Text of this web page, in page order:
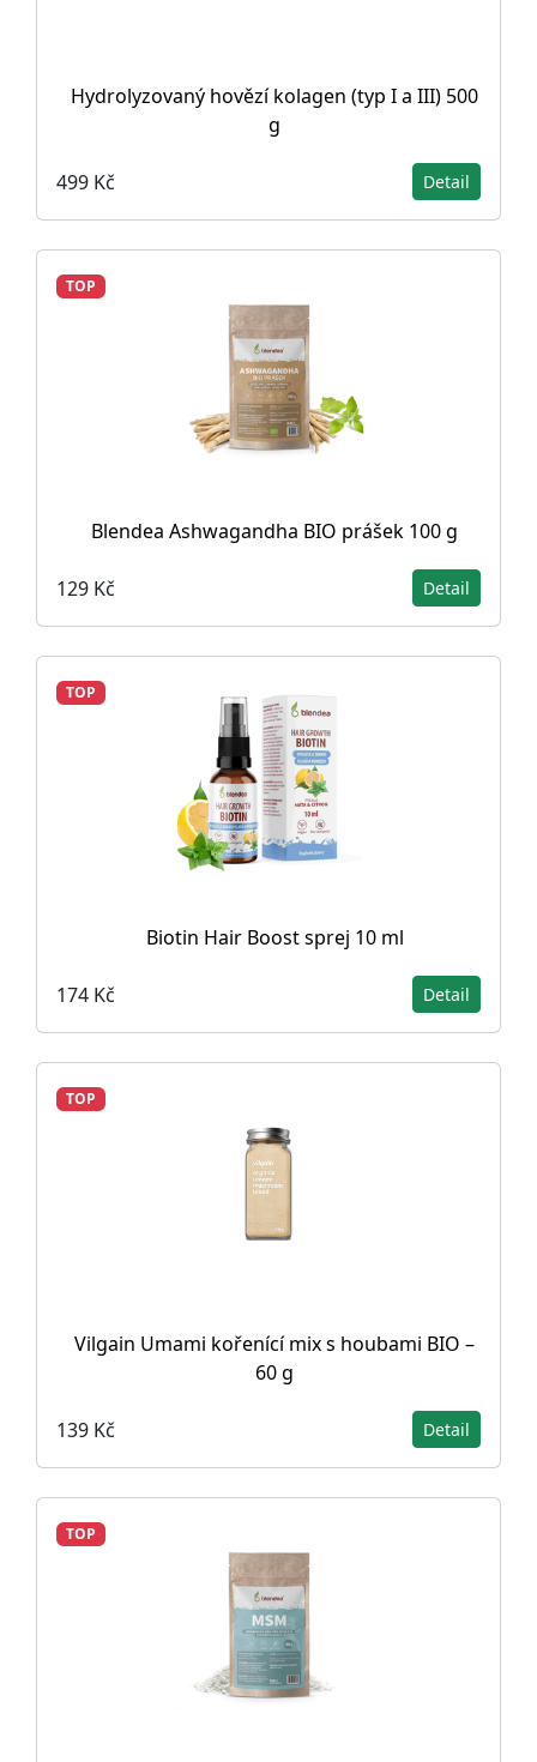
Hydrolyzovaný hovězí kolagen (typ I a III) 500
g
499 Kč Detail
TOP
Blendea Ashwagandha BIO prášek 100 g
129 Kč Detail
TOP
Biotin Hair Boost sprej 10 ml
174 Kč Detail
TOP
Vilgain Umami kořenící mix s houbami BIO –
60 g
139 Kč Detail
TOP